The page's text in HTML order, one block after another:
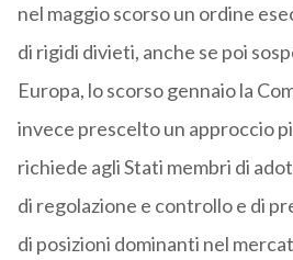
nel maggio scorso un ordine
di rigidi divieti, anche se poi
Europa, lo scorso gennaio la
invece prescelto un approccio
richiede agli Stati membri di
di regolazione e controllo e di
di posizioni dominanti nel